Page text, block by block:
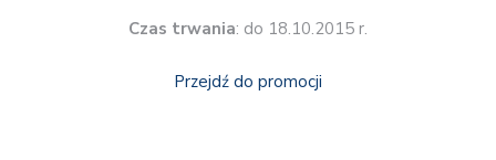
Czas trwania: do 18.10.2015 r.
Przejdź do promocji